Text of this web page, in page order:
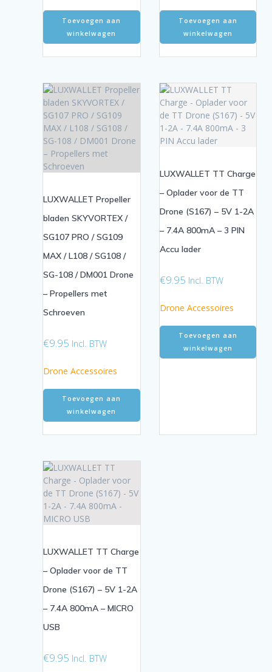
Toevoegen aan
winkelwagen
Toevoegen aan
winkelwagen
LUXWALLET Propeller
bladen SKYVORTEX /
SG107 PRO / SG109
MAX / L108 / SG108 /
SG-108 / DM001 Drone
– Propellers met
Schroeven
€9.95 Incl. BTW
Drone Accessoires
Toevoegen aan
winkelwagen
LUXWALLET TT Charge
– Oplader voor de TT
Drone (S167) – 5V 1-2A
– 7.4A 800mA – 3 PIN
Accu lader
€9.95 Incl. BTW
Drone Accessoires
Toevoegen aan
winkelwagen
LUXWALLET TT Charge
– Oplader voor de TT
Drone (S167) – 5V 1-2A
– 7.4A 800mA – MICRO
USB
€9.95 Incl. BTW